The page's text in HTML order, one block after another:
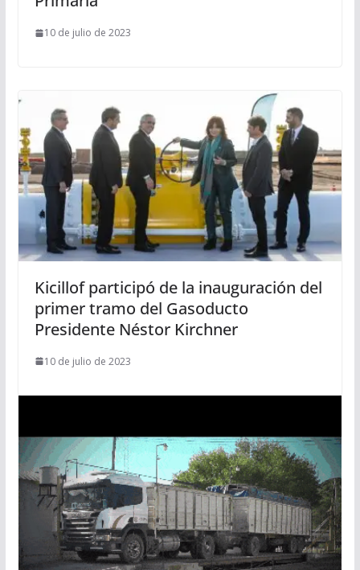
10 de julio de 2023
Kicillof participó de la inauguración del
primer tramo del Gasoducto
Presidente Néstor Kirchner
10 de julio de 2023